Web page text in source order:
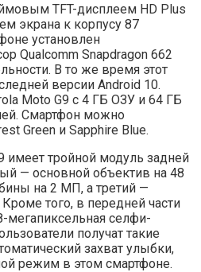
TFT-дисплеем HD Plus
экрана к корпусу 87
установлен
Qualcomm Snapdragon 662
В то же время этот
версии Android 10.
Moto G9 с 4 ГБ ОЗУ и 64 ГБ
Смартфон можно
Green и Sapphire Blue.
имеет тройной модуль задней
— основной объектив на 48
на 2 МП, а третий —
того, в передней части
мегапиксельная селфи-
получат такие
захват улыбки,
режим в этом смартфоне.